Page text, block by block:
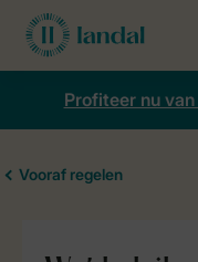
Profiteer nu